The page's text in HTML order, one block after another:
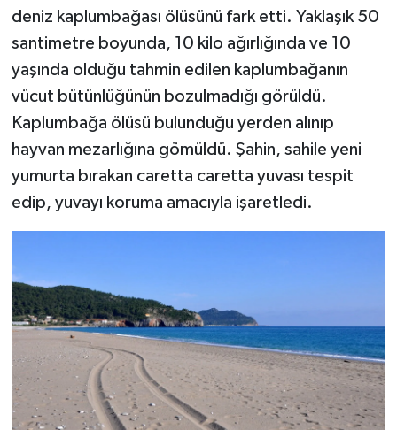
deniz kaplumbağası ölüsünü fark etti. Yaklaşık 50
santimetre boyunda, 10 kilo ağırlığında ve 10
yaşında olduğu tahmin edilen kaplumbağanın
vücut bütünlüğünün bozulmadığı görüldü.
Kaplumbağa ölüsü bulunduğu yerden alınıp
hayvan mezarlığına gömüldü. Şahin, sahile yeni
yumurta bırakan caretta caretta yuvası tespit
edip, yuvayı koruma amacıyla işaretledi.